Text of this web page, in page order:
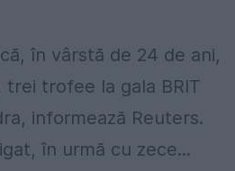
în vârstă de 24 de ani,
trei trofee la gala BRIT
informează Reuters.
în urmă cu zece...